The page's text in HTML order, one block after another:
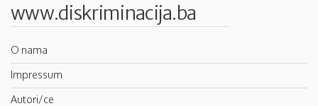
www.diskriminacija.ba
O nama
Impressum
Autori/ce